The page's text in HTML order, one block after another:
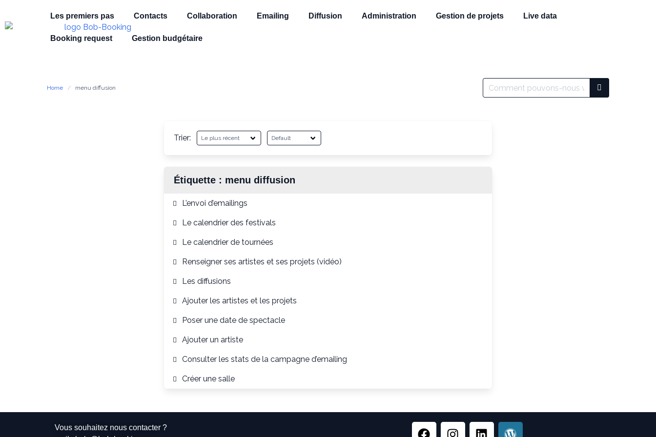
Les premiers pas Contacts Collaboration Emailing Diffusion Administration Gestion de projets Live data
Booking request Gestion budgétaire
Home menu diffusion
Trier:
Étiquette : menu diffusion
L’envoi d’emailings
Le calendrier des festivals
Le calendrier de tournées
Renseigner ses artistes et ses projets (vidéo)
Les diffusions
Ajouter les artistes et les projets
Poser une date de spectacle
Ajouter un artiste
Consulter les stats de la campagne d’emailing
Créer une salle
Vous souhaitez nous contacter ?